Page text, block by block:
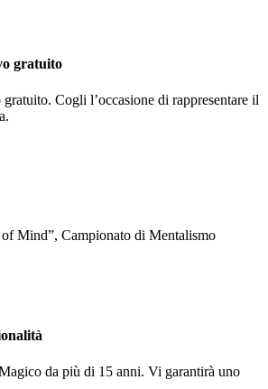
gratuito
Cogli l’occasione di rappresentare il
Mind”, Campionato di Mentalismo
da più di 15 anni. Vi garantirà uno